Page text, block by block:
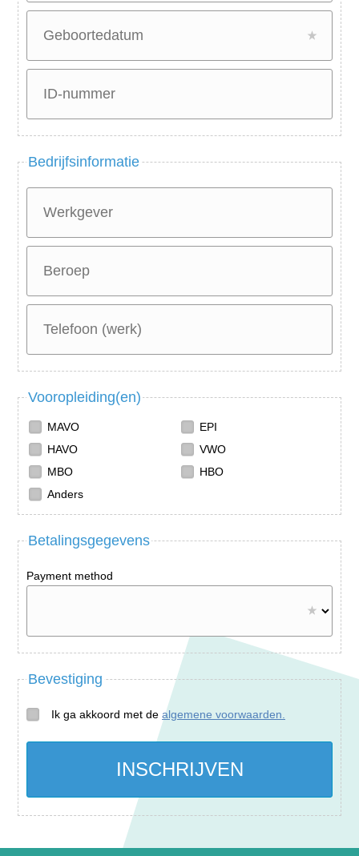
Bedrijfsinformatie
Vooropleiding(en)
MAVO
EPI
HAVO
VWO
MBO
HBO
Anders
Betalingsgegevens
Payment method
Bevestiging
Ik ga akkoord met de algemene voorwaarden.